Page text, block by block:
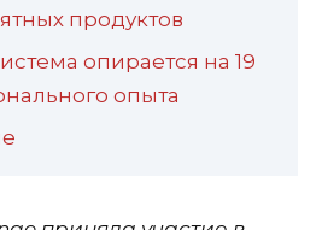
продуктов
опирается на 19
опыта